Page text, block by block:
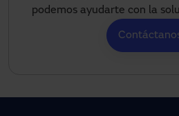
podemos ayudarte con la